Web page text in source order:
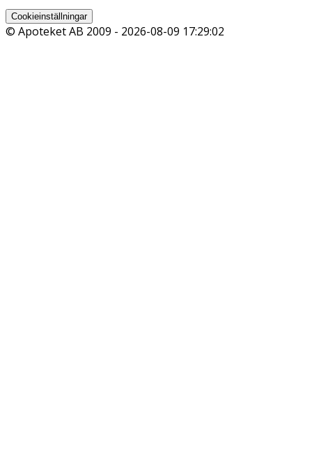
Cookieinställningar
© Apoteket AB 2009 - 2026-08-09 17:29:02